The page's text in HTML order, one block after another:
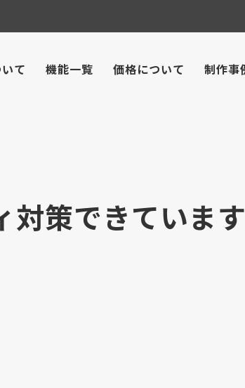
て 機能一覧 価格について 制作事
対策できていま